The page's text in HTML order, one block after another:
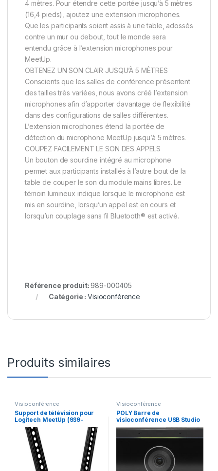
4 mètres. Pour étendre cette portée jusqu’à 5 mètres
(16,4 pieds), ajoutez une extension microphones.
Que les participants soient assis à une table, adossés
contre un mur ou debout, tout le monde sera
entendu grâce à l’extension microphones pour
MeetUp.
OBTENEZ UN SON CLAIR JUSQU’À 5 MÈTRES
Conscients que les salles de conférence présentent
des tailles très variées, nous avons créé l’extension
microphones afin d’apporter davantage de flexibilité
dans des configurations de salles différentes.
L’extension microphones étend la portée de
détection du microphone MeetUp jusqu’à 5 mètres.
COUPEZ FACILEMENT LE SON DES APPELS
Un bouton de sourdine intégré au microphone
permet aux participants installés à l’autre bout de la
table de couper le son du module mains libres. Le
témoin lumineux indique lorsque le microphone est
mis en sourdine, lorsqu’un appel est en cours et
lorsqu’un couplage sans fil Bluetooth® est activé.
Référence produit:989-000405
Catégorie :Visioconférence
Produits similaires
Visioconférence
Support de télévision pour
Logitech MeetUp (939-
001498)
Visioconférence
POLY Barre de
visioconférence USB Studio
Barre de visioconférence
USB Poly Studio (842D4AA)